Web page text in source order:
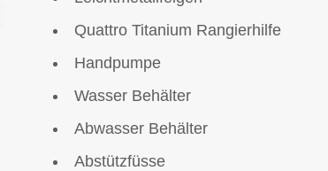
Quattro Titanium Rangierhilfe
Handpumpe
Wasser Behälter
Abwasser Behälter
Abstützfüsse